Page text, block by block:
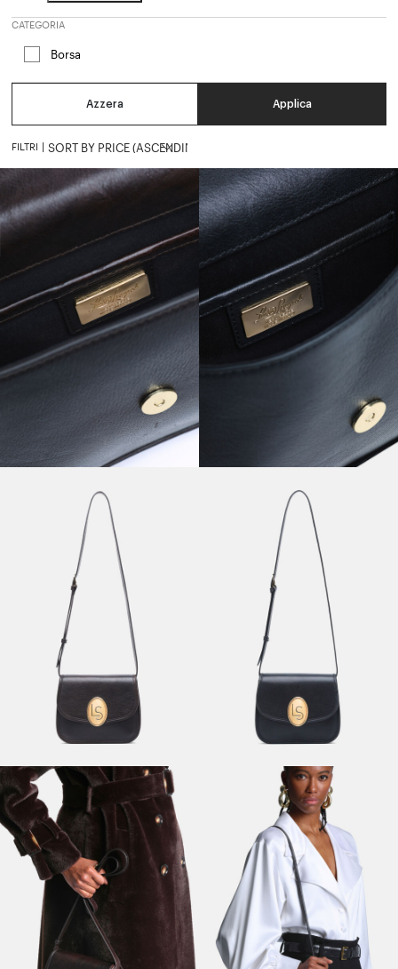
CATEGORIA
Borsa
Azzera Applica
FILTRI |